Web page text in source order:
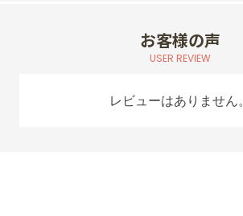
お客様の声
USER REVIEW
レビューはありません。